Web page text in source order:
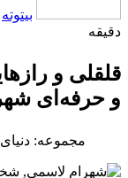
بیتوته
دقیقه
قلقلی و
و حرفه‌ای
مجموعه: دنیای